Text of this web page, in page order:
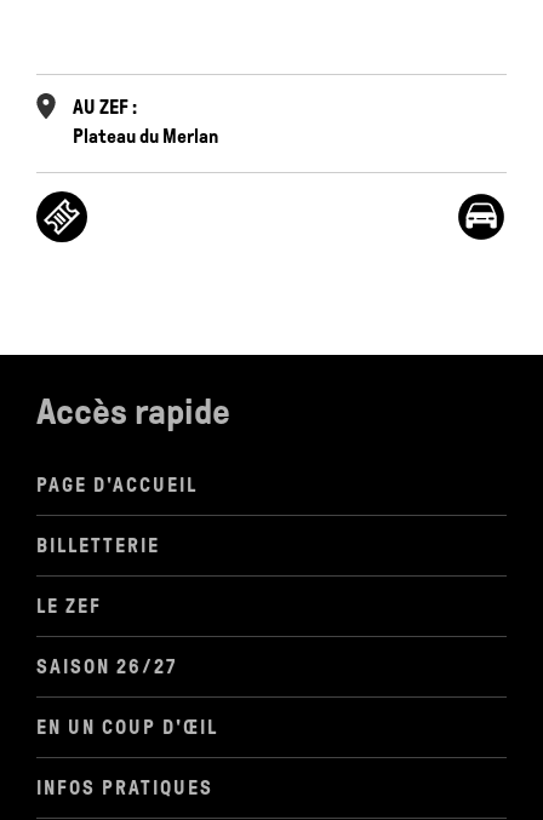
AU ZEF :
Plateau du Merlan
Accès rapide
PAGE D'ACCUEIL
BILLETTERIE
LE ZEF
SAISON 26/27
EN UN COUP D'ŒIL
INFOS PRATIQUES